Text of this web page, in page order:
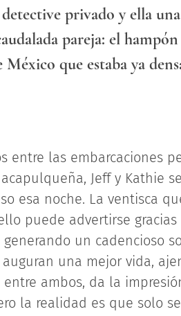
privado y ella
pareja: el
México que estaba ya
entre las embarcaciones
Jeff y Kathie
esa noche. La ventisca
puede advertirse
generando un cadencioso
una mejor vida,
ambos, da la
la realidad es que solo